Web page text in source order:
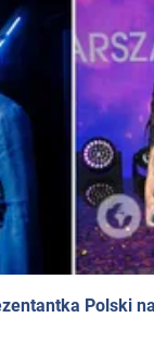
Polski